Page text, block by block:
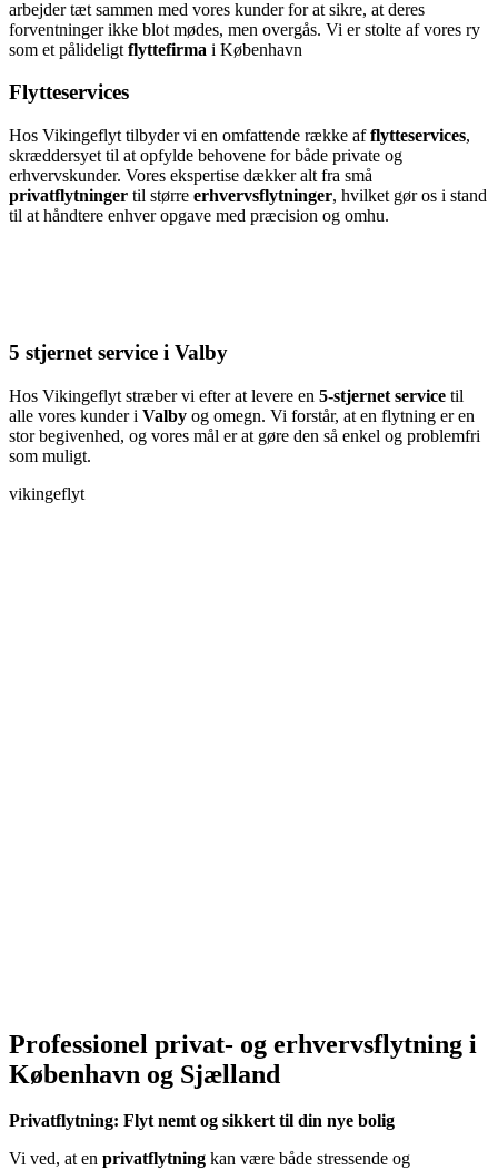
arbejder tæt sammen med vores kunder for at sikre, at deres
forventninger ikke blot mødes, men overgås. Vi er stolte af vores ry
som et pålideligt flyttefirma i København
Flytteservices
Hos Vikingeflyt tilbyder vi en omfattende række afflytteservices,
skræddersyet til at opfylde behovene for både private og
erhvervskunder. Vores ekspertise dækker alt fra små
privatflytninger til større erhvervsflytninger, hvilket gør os i stand
til at håndtere enhver opgave med præcision og omhu.
5 stjernet service i Valby
Hos Vikingeflyt stræber vi efter at levere en 5-stjernet service til
alle vores kunder i Valby og omegn. Vi forstår, at en flytning er en
stor begivenhed, og vores mål er at gøre den så enkel og problemfri
som muligt.
vikingeflyt
Professionel privat- og erhvervsflytning i
København og Sjælland
Privatflytning: Flyt nemt og sikkert til din nye bolig
Vi ved, at en privatflytning kan være både stressende og